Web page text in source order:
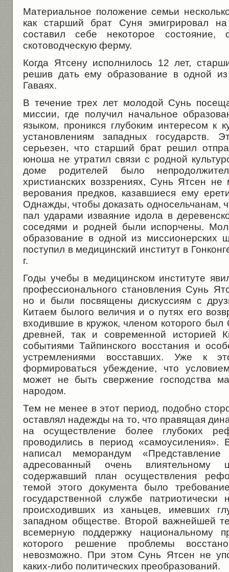
Материальное положение семьи
как старший брат Суня эмигрировал на
составил себе некоторое состояние,
скотоводческую ферму.
Когда Ятсену исполнилось 12 лет,
решив дать ему образо­вание в одной
Гаваях.
В течение трех лет молодой Сунь
миссии, где получил начальное
язы­ком, проникся глубоким инте­ресом к
установлениям западных государств.
серьезен, что старший брат решил
юноша не утратил связи с родной
доме роди­телей было
христианских воззрениях, Сунь Ятсен не
верования предков, казавшиеся ему
Однажды, чтобы доказать односельчанам,
пал ударами изваяние идола в
соседями и родней были испорчены.
образование в одной из миссионерских
поступил в медицинский институт в
г.
Годы учебы в медицинском институте
профессионального становления Сунь
но и были посвящены дискуссиям с
Китаем былого величия и о путях его
входившие в кружок, членом которого был
древней, так и современной историей
событиями Тайпинского восстания и
устремлениями восставших. Уже к
формироваться убеждение, что
может не быть свержение господства
народом.
Тем не менее в этот период, подобно
оставлял надежды на то, что правящая
на осуществление более глубоких
проводились в период
написал меморандум
адресованный очень влиятельному
содержавший план осуществления
темой этого документа было
государственной службе патриотически
происходивших из ханьцев, имевших
западном обществе. Второй важнейшей
всемерную поддержку национальному
которого решение проблемы
невозможно. При этом Сунь Ятсен не
каких-либо политических преобразований.